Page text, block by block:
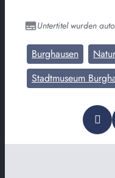
Untertitel wurden
Burghausen
Stadtmuseum